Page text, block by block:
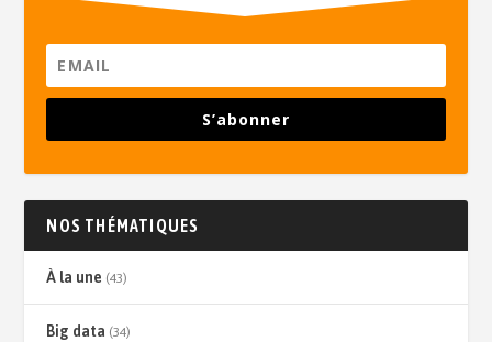
S’abonner
NOS THÉMATIQUES
À la une (43)
Big data (34)